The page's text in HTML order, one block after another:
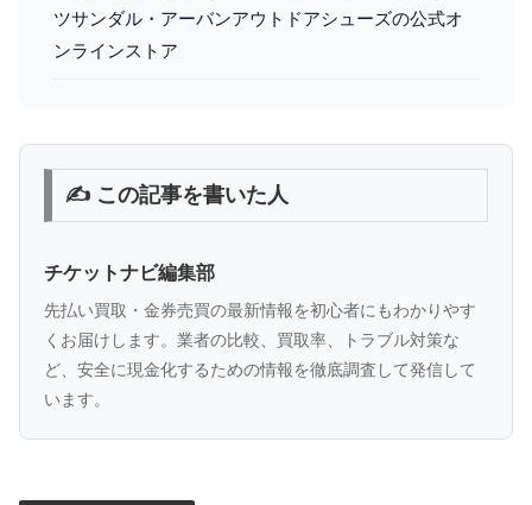
ツサンダル・アーバンアウトドアシューズの公式オ
ンラインストア
✍️ この記事を書いた人
チケットナビ編集部
先払い買取・金券売買の最新情報を初心者にもわかりやす
くお届けします。業者の比較、買取率、トラブル対策な
ど、安全に現金化するための情報を徹底調査して発信して
います。